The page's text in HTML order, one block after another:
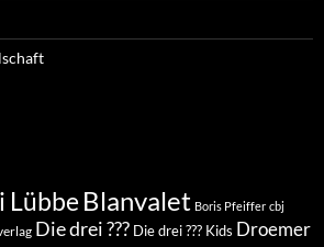
Lübbe Blanvalet Boris Pfeiffer cbj
Die drei ??? Die drei ??? Kids Droemer